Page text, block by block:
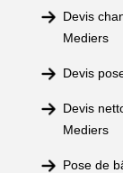
Devis
Mediers
Devis
Devis
Mediers
Pose de